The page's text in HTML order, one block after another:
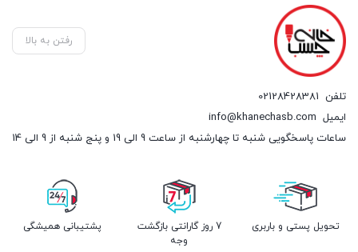
رفتن به بالا
تلفن 02128428381
ایمیل info@khanechasb.com
ساعات پاسخگویی شنبه تا چهارشنبه از ساعت 9 الی 19 و پنج شنبه از 9 الی 14
تحویل پستی و باربری
7 روز گارانتی بازگشت
وجه
پشتیبانی همیشگی